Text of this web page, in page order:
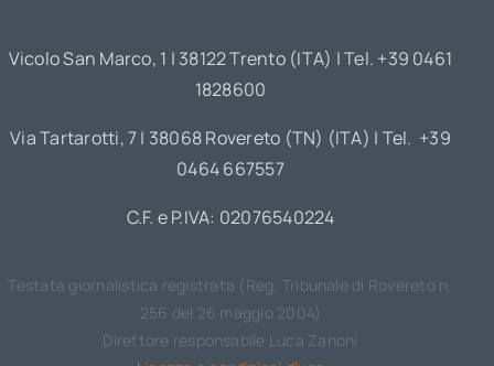
Vicolo San Marco, 1 | 38122 Trento (ITA) | Tel. +39 0461
1828600
Via Tartarotti, 7 | 38068 Rovereto (TN) (ITA) | Tel. +39
0464 667557
C.F. e P.IVA: 02076540224
Testata giornalistica registrata (Reg. Tribunale di Rovereto n.
256 del 26 maggio 2004)
Direttore responsabile Luca Zanoni